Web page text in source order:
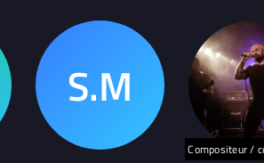
Compositeur /